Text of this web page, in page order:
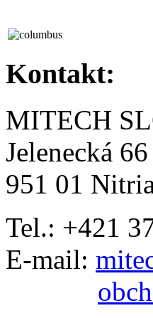
Kontakt:
MITECH
Jelenecká 66
951 01
Tel.: +421
E-mail: